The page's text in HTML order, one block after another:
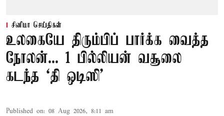
சினிமா செய்திகள்
உலகையே திரும்பிப் பார்க்க வைத்த
நோலன்... 1 பில்லியன் வசூலை
கடந்த ‘தி ஒடிஸி’
Published on: 08 Aug 2026, 8:11 am